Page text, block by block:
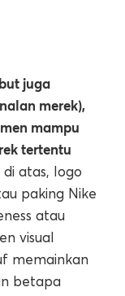
juga
merek),
mampu
tertentu
atas, logo
paking Nike
atau
visual
memainkan
betapa